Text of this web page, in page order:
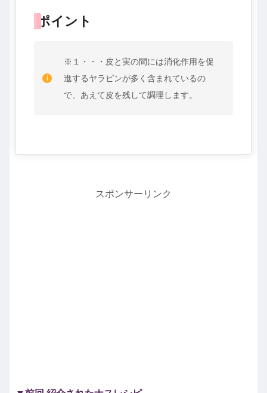
ポイント
※１・・・皮と実の間には消化作用を促
進するヤラピンが多く含まれているの
で、あえて皮を残して調理します。
スポンサーリンク